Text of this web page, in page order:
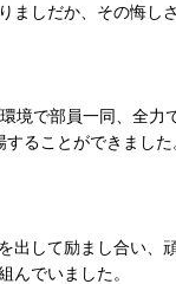
ましだか、その悔し
境で部員一同、全力
ることができまし
して励まし合い、
んでいました。